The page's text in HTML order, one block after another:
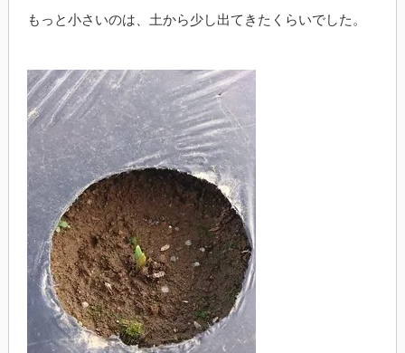
もっと小さいのは、土から少し出てきたくらいでした。